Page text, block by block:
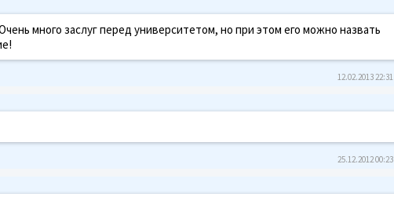
много заслуг перед университетом, но при этом его можно назвать
12.02.2013 22:31
25.12.2012 00:23